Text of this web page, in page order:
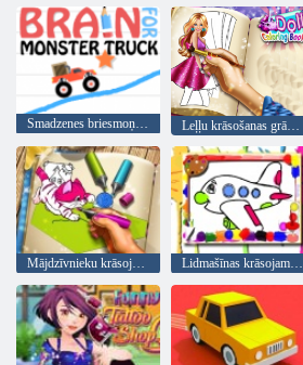
Smadzenes briesmoņu kravas automašīnai Leļļu krāsošanas grāmata
Mājdzīvnieku krāsojamā grāmata Lidmašīnas krāsojamā grāmata